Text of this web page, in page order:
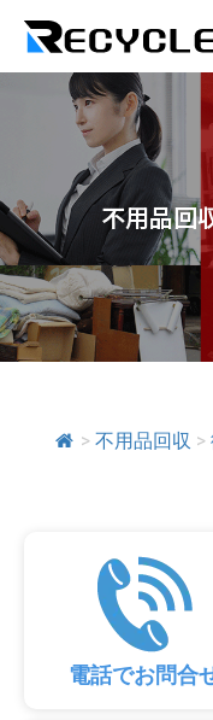
不用品回
> 不用品回収 >
電話でお問合